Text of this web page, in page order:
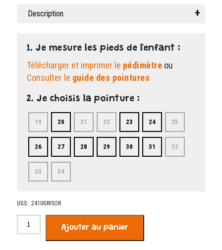
Description
1. Je mesure les pieds de l'enfant :
Télécharger et imprimer le pédimètre ou
Consulter le guide des pointures
2. Je choisis la pointure :
19 20 21 22 23 24 25
26 27 28 29 30 31 32
33 34
UGS : 2410GRISOR
Ajouter au panier